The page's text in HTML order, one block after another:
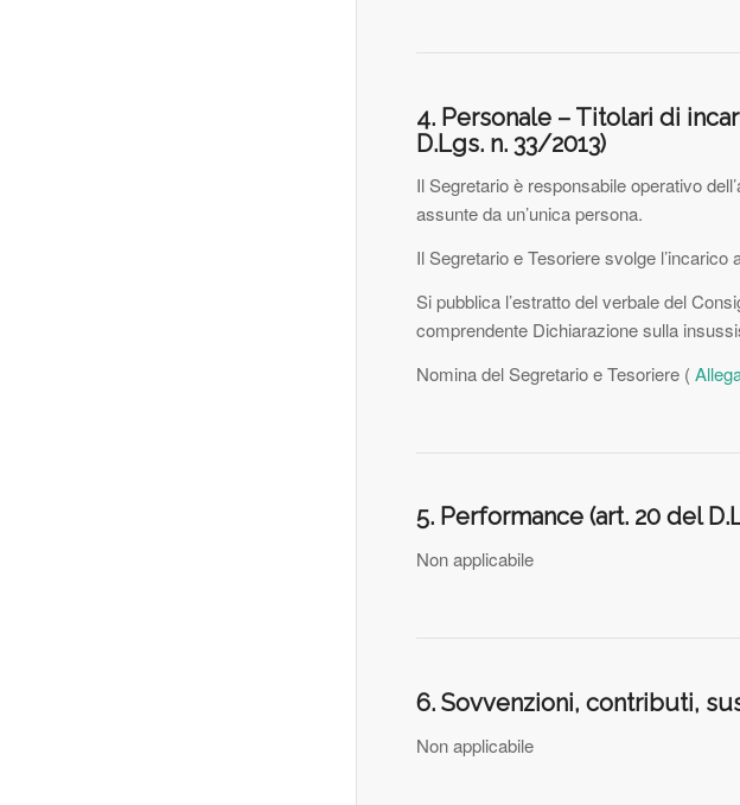
4. Personale – Titolari di
D.Lgs. n. 33/2013)
Il Segretario è responsabile operativo
assunte da un’unica persona.
Il Segretario e Tesoriere svolge l’incarico
Si pubblica l’estratto del verbale del
comprendente Dichiarazione sulla
Nomina del Segretario e Tesoriere (
5. Performance (art. 20 del
Non applicabile
6. Sovvenzioni, contributi,
Non applicabile